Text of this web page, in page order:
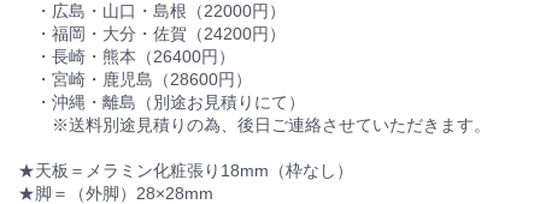
・広島・山口・島根（22000円）
・福岡・大分・佐賀（24200円）
・長崎・熊本（26400円）
・宮崎・鹿児島（28600円）
・沖縄・離島（別途お見積りにて）
※送料別途見積りの為、後日ご連絡させていただきます。
★天板＝メラミン化粧張り18mm（枠なし）
★脚＝（外脚）28×28mm